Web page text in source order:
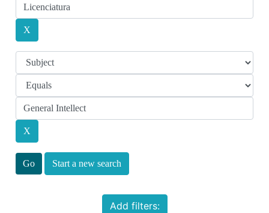
Start a new search
Add filters: